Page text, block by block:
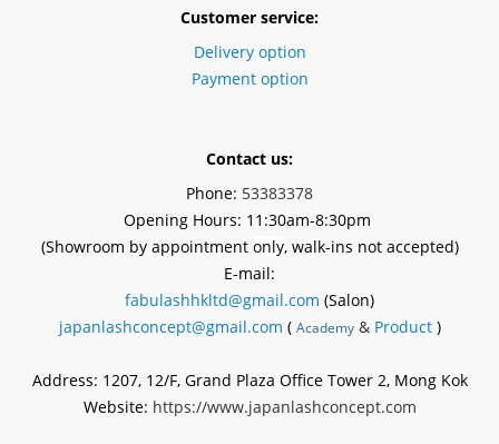
Customer service:
Delivery option
Payment option
Contact us:
Phone: 53383378
Opening Hours: 11:30am-8:30pm
(Showroom by appointment only, walk-ins not accepted)
E-mail:
fabulashhkltd@gmail.com (Salon)
japanlashconcept@gmail.com ( Academy& Product )
Address: 1207, 12/F, Grand Plaza Office Tower 2, Mong Kok
Website: https://www.japanlashconcept.com